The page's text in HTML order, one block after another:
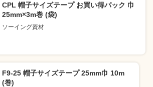
CPL 帽子サイズテープ お買い得パック 巾
25mm×3m巻 (袋)
ソーイング資材
F9-25 帽子サイズテープ 25mm巾 10m
(巻)